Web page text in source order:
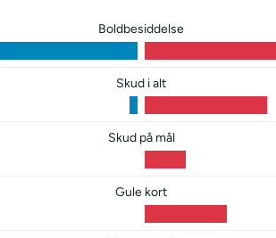
Boldbesiddelse
Skud i alt
Skud på mål
Gule kort